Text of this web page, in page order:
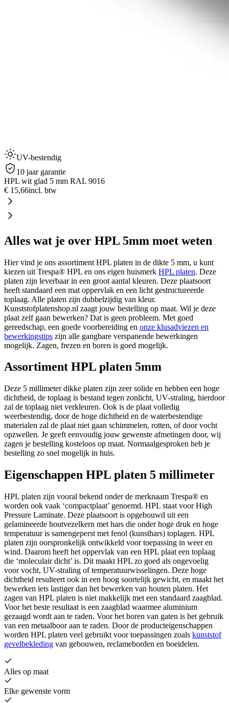
UV-bestendig
10 jaar garantie
HPL wit glad 5 mm RAL 9016
€ 15,66incl. btw
Alles wat je over HPL 5mm moet weten
Hier vind je ons assortiment HPL platen in de dikte 5 mm, u kunt
kiezen uit Trespa® HPL en ons eigen huismerk HPL platen. Deze
platen zijn leverbaar in een groot aantal kleuren. Deze plaatsoort
heeft standaard een mat oppervlak en een licht gestructureerde
toplaag. Alle platen zijn dubbelzijdig van kleur.
Kunststofplatenshop.nl zaagt jouw bestelling op maat. Wil je deze
plaat zelf gaan bewerken? Dat is geen probleem. Met goed
gereedschap, een goede voorbereiding en onze klusadviezen en
bewerkingstips zijn alle gangbare verspanende bewerkingen
mogelijk. Zagen, frezen en boren is goed mogelijk.
Assortiment HPL platen 5mm
Deze 5 millimeter dikke platen zijn zeer solide en hebben een hoge
dichtheid, de toplaag is bestand tegen zonlicht, UV-straling, hierdoor
zal de toplaag niet verkleuren. Ook is de plaat volledig
weerbestendig, door de hoge dichtheid en de waterbestendige
materialen zal de plaat niet gaan schimmelen, rotten, of door vocht
opzwellen. Je geeft eenvoudig jouw gewenste afmetingen door, wij
zagen je bestelling kosteloos op maat. Normaalgesproken heb je
bestelling zo snel mogelijk in huis.
Eigenschappen HPL platen 5 millimeter
HPL platen zijn vooral bekend onder de merknaam Trespa® en
worden ook vaak ‘compactplaat’ genoemd. HPL staat voor High
Pressure Laminate. Deze plaatsoort is opgebouwd uit een
gelamineerde houtvezelkern met hars die onder hoge druk en hoge
temperatuur is samengeperst met fenol (kunsthars) toplagen. HPL
platen zijn oorspronkelijk ontwikkeld voor toepassing in weer en
wind. Daarom heeft het oppervlak van een HPL plaat een toplaag
die ‘moleculair dicht’ is. Dit maakt HPL zo goed als ongevoelig
voor vocht, UV-straling of temperatuurwisselingen. Deze hoge
dichtheid resulteert ook in een hoog soortelijk gewicht, en maakt het
bewerken iets lastiger dan het bewerken van houten platen. Het
zagen van HPL platen is niet makkelijk met een standaard zaagblad.
Voor het beste resultaat is een zaagblad waarmee aluminium
gezaagd wordt aan te raden. Voor het boren van gaten is het gebruik
van een metaalboor aan te raden. Door de producteigenschappen
worden HPL platen veel gebruikt voor toepassingen zoals kunststof
gevelbekleding van gebouwen, reclameborden en boeidelen.
Alles op maat
Elke gewenste vorm